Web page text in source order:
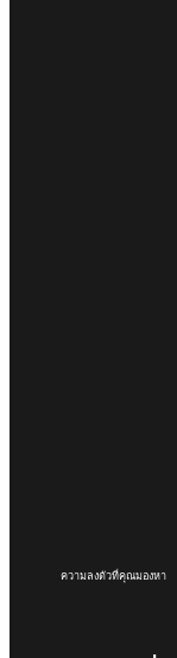
ความลงตัวที่คุณมองหา